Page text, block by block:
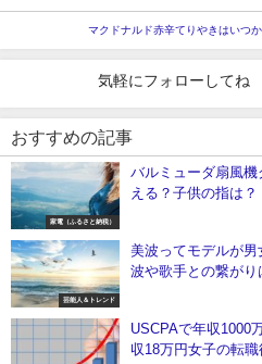
マクドナルド赤辛てりやきはいつ
気軽にフォローしてね
おすすめの記事
家電（ふるさと納税）
バルミューダ扇風
える？子供の指は？
芸能人＆トレンド
美波ってモデルが
波や歌手との繋がり
USCPAで年収1000
収18万円女子の転職